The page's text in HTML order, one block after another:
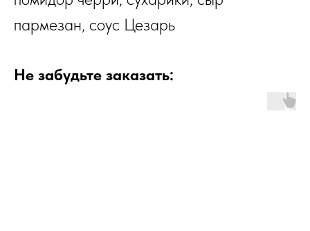
пармезан, соус Цезарь
Не забудьте заказать: